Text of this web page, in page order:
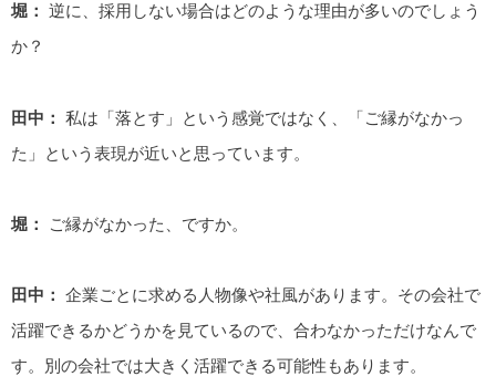
堀： 逆に、採用しない場合はどのような理由が多いのでしょう
か？
田中： 私は「落とす」という感覚ではなく、「ご縁がなかっ
た」という表現が近いと思っています。
堀： ご縁がなかった、ですか。
田中： 企業ごとに求める人物像や社風があります。その会社で
活躍できるかどうかを見ているので、合わなかっただけなんで
す。別の会社では大きく活躍できる可能性もあります。